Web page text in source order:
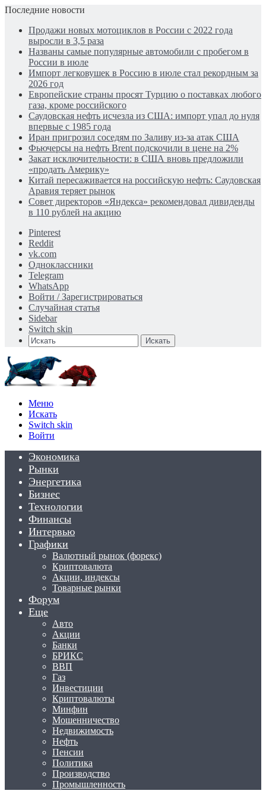
Последние новости
Продажи новых мотоциклов в России с 2022 года
выросли в 3,5 раза
Названы самые популярные автомобили с пробегом в
России в июле
Импорт легковушек в Россию в июле стал рекордным за
2026 год
Европейские страны просят Турцию о поставках любого
газа, кроме российского
Саудовская нефть исчезла из США: импорт упал до нуля
впервые с 1985 года
Иран пригрозил соседям по Заливу из-за атак США
Фьючерсы на нефть Brent подскочили в цене на 2%
Закат исключительности: в США вновь предложили
«продать Америку»
Китай пересаживается на российскую нефть: Саудовская
Аравия теряет рынок
Совет директоров «Яндекса» рекомендовал дивиденды
в 110 рублей на акцию
Pinterest
Reddit
vk.com
Одноклассники
Telegram
WhatsApp
Войти / Зарегистрироваться
Случайная статья
Sidebar
Switch skin
Искать
Меню
Искать
Switch skin
Войти
Экономика
Рынки
Энергетика
Бизнес
Технологии
Финансы
Интервью
Графики
Валютный рынок (форекс)
Криптовалюта
Акции, индексы
Товарные рынки
Форум
Еще
Авто
Акции
Банки
БРИКС
ВВП
Газ
Инвестиции
Криптовалюты
Минфин
Мошенничество
Недвижимость
Нефть
Пенсии
Политика
Производство
Промышленность